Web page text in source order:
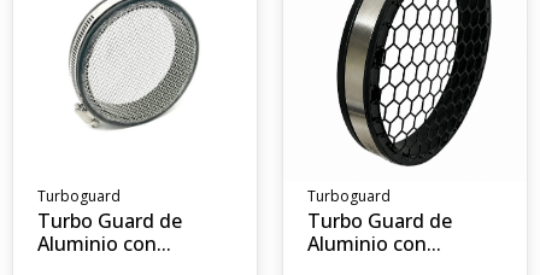
Turboguard
Turbo Guard de
Aluminio con...
Turboguard
Turbo Guard de
Aluminio con...